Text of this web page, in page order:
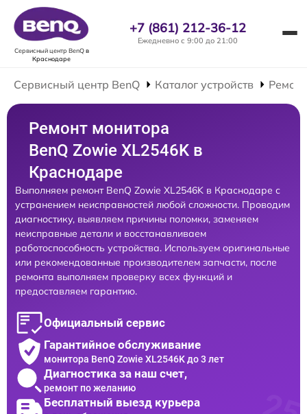
Сервисный центр BenQв
Краснодаре
+7 (861) 212-36-12
Ежедневно с 9:00 до 21:00
Сервисный центр BenQ Каталог устройств
Ремонт монитора
BenQ Zowie XL2546K в
Краснодаре
Выполняем ремонт BenQ Zowie XL2546K в Краснодаре с
устранением неисправностей любой сложности. Проводим
диагностику, выявляем причины поломки, заменяем
неисправные детали и восстанавливаем
работоспособность устройства. Используем оригинальные
или рекомендованные производителем запчасти, после
ремонта выполняем проверку всех функций и
предоставляем гарантию.
Официальный сервис
Гарантийное обслуживание
монитора BenQ Zowie XL2546K до 3 лет
Диагностика за наш счет,
ремонт по желанию
Бесплатный выезд курьера